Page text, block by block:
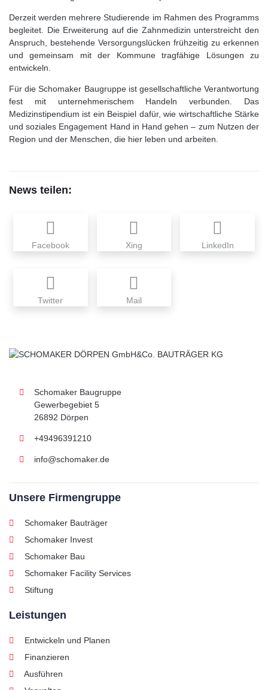
Derzeit werden mehrere Studierende im Rahmen des Programms
begleitet. Die Erweiterung auf die Zahnmedizin unterstreicht den
Anspruch, bestehende Versorgungslücken frühzeitig zu erkennen
und gemeinsam mit der Kommune tragfähige Lösungen zu
entwickeln.
Für die Schomaker Baugruppe ist gesellschaftliche Verantwortung
fest mit unternehmerischem Handeln verbunden. Das
Medizinstipendium ist ein Beispiel dafür, wie wirtschaftliche Stärke
und soziales Engagement Hand in Hand gehen – zum Nutzen der
Region und der Menschen, die hier leben und arbeiten.
News teilen:
Facebook Xing LinkedIn
Twitter Mail
Schomaker Baugruppe
Gewerbegebiet 5
26892 Dörpen
+49496391210
info@schomaker.de
Unsere Firmengruppe
Schomaker Bauträger
Schomaker Invest
Schomaker Bau
Schomaker Facility Services
Stiftung
Leistungen
Entwickeln und Planen
Finanzieren
Ausführen